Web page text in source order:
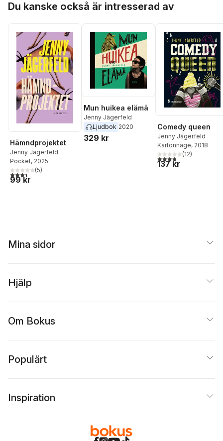
Du kanske också är intresserad av
Hämndprojektet
Jenny Jägerfeld
Pocket, 2025
3,4utav 5 stjärnor. Totalt antal röster:
(5)
99 kr
Mun huikea elämä
Jenny Jägerfeld
Ljudbok 2020
329 kr
Comedy queen
Jenny Jägerfeld
Kartonnage, 2018
3,7utav 5 stjärnor.
(12)
137 kr
Mina sidor
Hjälp
Om Bokus
Populärt
Inspiration